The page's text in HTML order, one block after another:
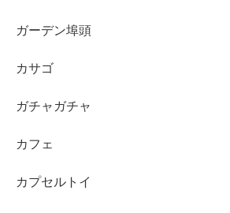
ガーデン埠頭
カサゴ
ガチャガチャ
カフェ
カプセルトイ